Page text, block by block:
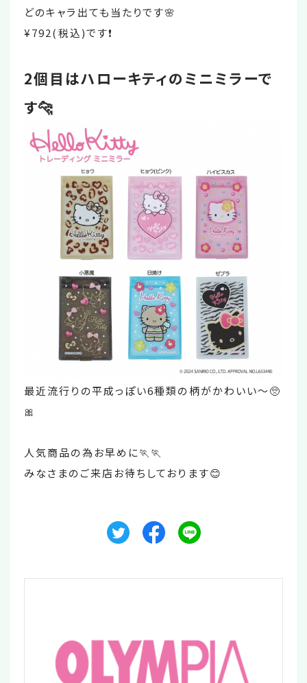
どのキャラ出ても当たりです🌸
¥792(税込)です❗️
2個目はハローキティのミニミラーで
す🐆
最近流行りの平成っぽい6種類の柄がかわいい〜🥺
🎀
人気商品の為お早めに🏃🏃
みなさまのご来店お待ちしております😊